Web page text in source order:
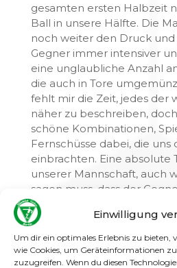
Einwilligung
Um dir ein optimales Erlebnis zu bieten,
wie Cookies, um Geräteinformationen
zuzugreifen. Wenn du diesen
gesamten ersten Halbzeit
Ball in unsere Hälfte. Die
noch weiter den Druck
Gegner immer intensiver
eine unglaubliche Anzahl
die auch in Tore
fehlt mir die Zeit, jedes der
näher zu beschreiben,
schöne Kombinationen,
Fernschüsse dabei, die uns
einbrachten. Eine absolute
unserer Mannschaft, auch
sagen muss, dass der
keiner Zeit konkurrenzfähig
blieb das Spiel sehr fair und
in die Pause. (Die
folgt weiter unten)